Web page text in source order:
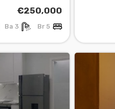
€250,000
5 Br
3 Ba